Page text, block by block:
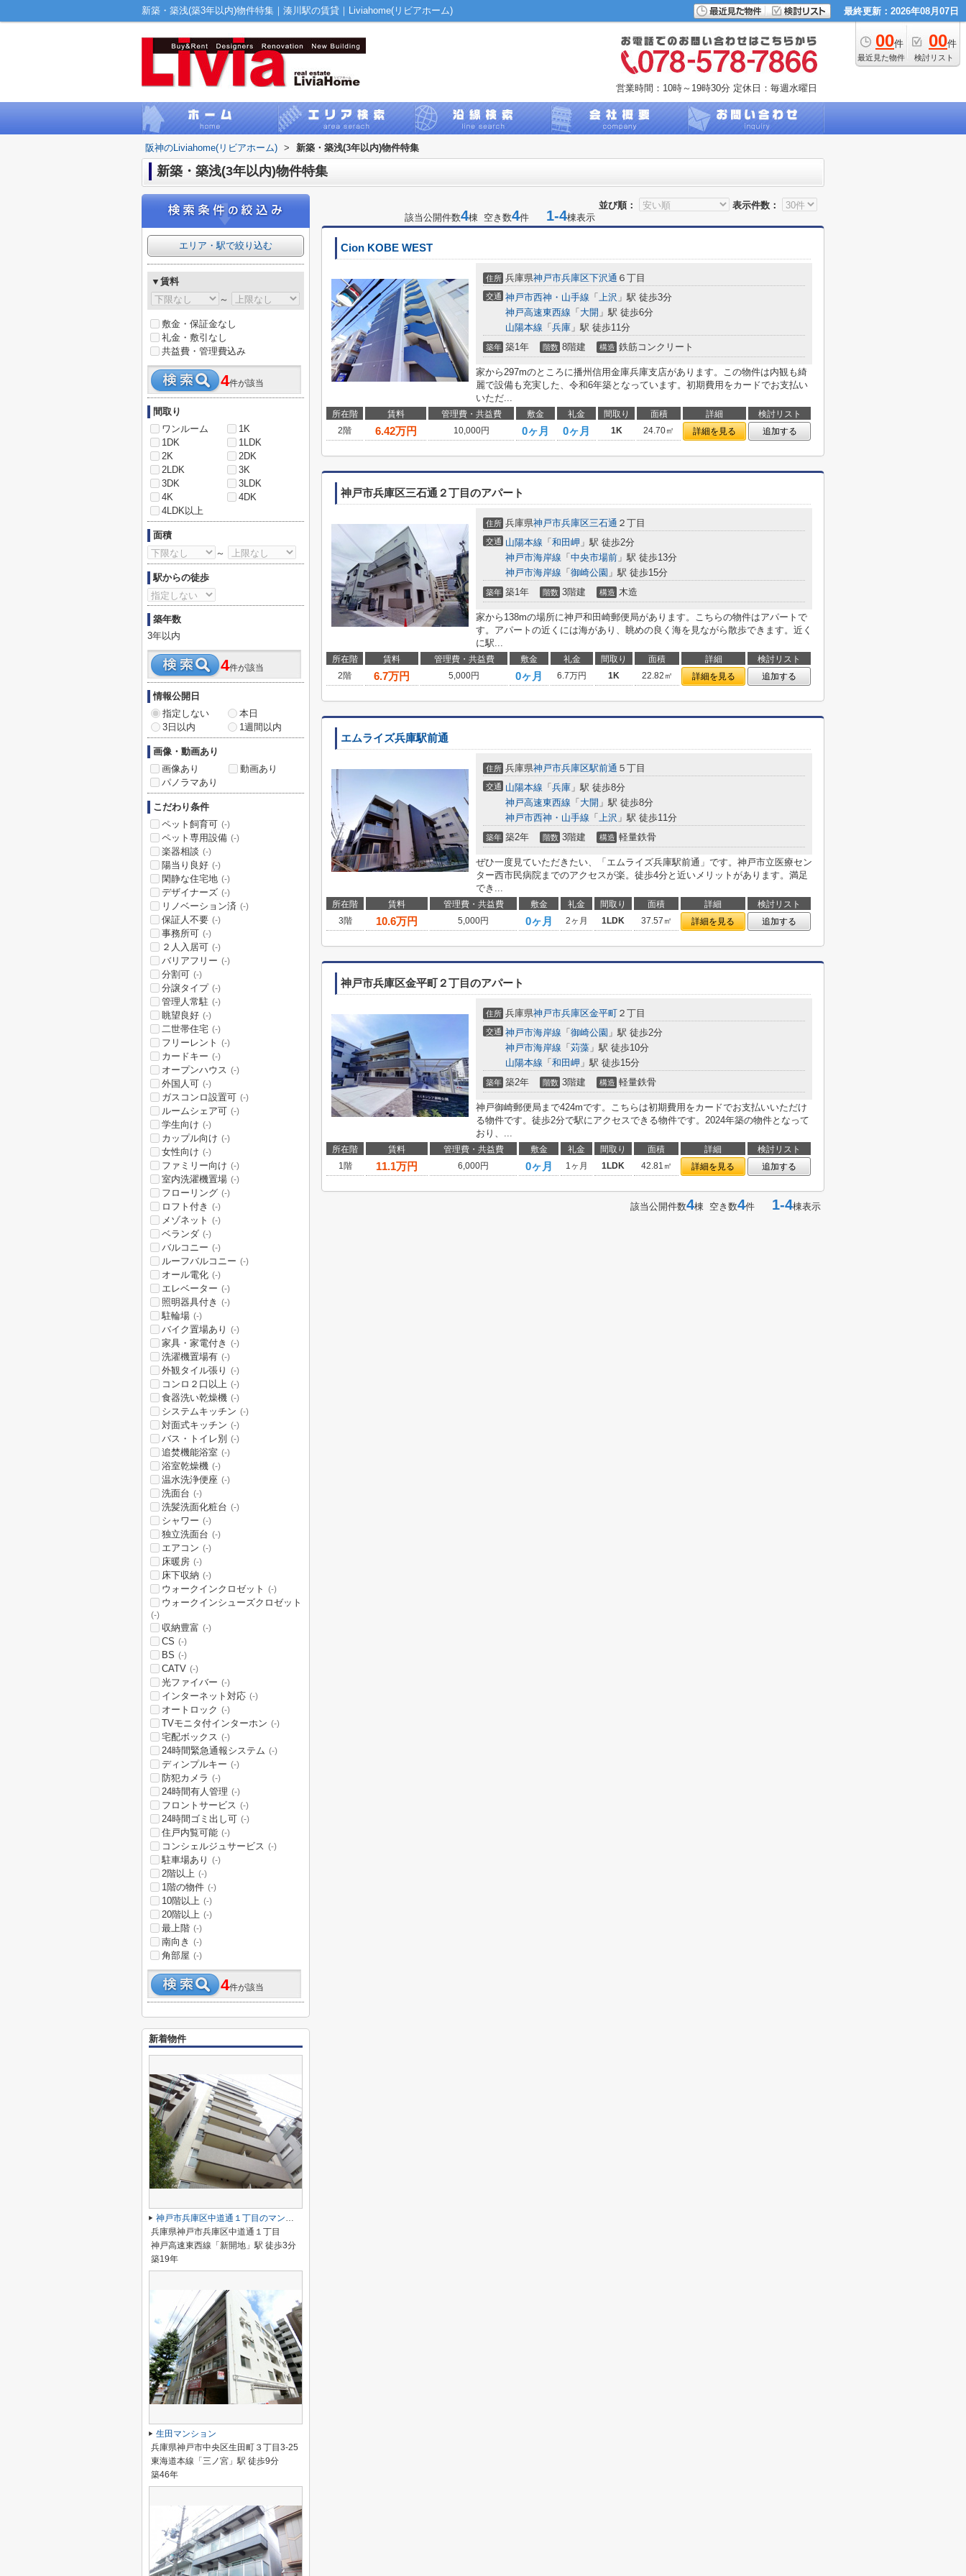
新築・築浅(築3年以内)物件特集｜湊川駅の賃貸｜Liviahome(リビアホーム) 最終更新：2026年08月07日
00件
最近見た物件
00件
検討リスト
営業時間：10時～19時30分 定休日：毎週水曜日
阪神のLiviahome(リビアホーム) > 新築・築浅(3年以内)物件特集
新築・築浅(3年以内)物件特集
並び順：
表示件数：
該当公開件数4棟 空き数4件 1-4棟表示
Cion KOBE WEST
住所 兵庫県神戸市兵庫区下沢通 ６丁目
交通 神戸市西神・山手線 「 上沢 」駅 徒歩3分
神戸高速東西線 「 大開 」駅 徒歩6分
山陽本線 「 兵庫 」駅 徒歩11分
築年 築1年 階数 8階建 構造 鉄筋コンクリート
家から297mのところに播州信用金庫兵庫支店があります。この物件は内観も綺
麗で設備も充実した、令和6年築となっています。初期費用をカードでお支払い
いただ...
所在階 賃料 管理費・共益費 敷金 礼金 間取り 面積 詳細
検討リスト
2階
6.42万円 10,000円 0ヶ月 0ヶ月 1K 24.70㎡ 詳細を見る 追加する
神戸市兵庫区三石通２丁目のアパート
住所 兵庫県神戸市兵庫区三石通 ２丁目
交通 山陽本線 「 和田岬 」駅 徒歩2分
神戸市海岸線 「 中央市場前 」駅 徒歩13分
神戸市海岸線 「 御崎公園 」駅 徒歩15分
築年 築1年 階数 3階建 構造 木造
家から138mの場所に神戸和田崎郵便局があります。こちらの物件はアパートで
す。アパートの近くには海があり、眺めの良く海を見ながら散歩できます。近く
に駅...
所在階 賃料 管理費・共益費 敷金 礼金 間取り 面積 詳細
検討リスト
2階
6.7万円 5,000円 0ヶ月 6.7万円 1K 22.82㎡ 詳細を見る 追加する
エムライズ兵庫駅前通
住所 兵庫県神戸市兵庫区駅前通 ５丁目
交通 山陽本線 「 兵庫 」駅 徒歩8分
神戸高速東西線 「 大開 」駅 徒歩8分
神戸市西神・山手線 「 上沢 」駅 徒歩11分
築年 築2年 階数 3階建 構造 軽量鉄骨
ぜひ一度見ていただきたい、「エムライズ兵庫駅前通」です。神戸市立医療セン
ター西市民病院までのアクセスが楽。徒歩4分と近いメリットがあります。満足
でき...
所在階 賃料 管理費・共益費 敷金 礼金 間取り 面積 詳細
検討リスト
3階
10.6万円 5,000円 0ヶ月 2ヶ月 1LDK 37.57㎡ 詳細を見る 追加する
神戸市兵庫区金平町２丁目のアパート
住所 兵庫県神戸市兵庫区金平町 ２丁目
交通 神戸市海岸線 「 御崎公園 」駅 徒歩2分
神戸市海岸線 「 苅藻 」駅 徒歩10分
山陽本線 「 和田岬 」駅 徒歩15分
築年 築2年 階数 3階建 構造 軽量鉄骨
神戸御崎郵便局まで424mです。こちらは初期費用をカードでお支払いいただけ
る物件です。徒歩2分で駅にアクセスできる物件です。2024年築の物件となって
おり、...
所在階 賃料 管理費・共益費 敷金 礼金 間取り 面積 詳細
検討リスト
1階
11.1万円 6,000円 0ヶ月 1ヶ月 1LDK 42.81㎡ 詳細を見る 追加する
該当公開件数4棟 空き数4件 1-4棟表示
エリア・駅で絞り込む
▼賃料
～
敷金・保証金なし
礼金・敷引なし
共益費・管理費込み
4件が該当
間取り
ワンルーム
1K
1DK
1LDK
2K
2DK
2LDK
3K
3DK
3LDK
4K
4DK
4LDK以上
面積
～
駅からの徒歩
築年数
3年以内
4件が該当
情報公開日
指定しない
本日
3日以内
1週間以内
画像・動画あり
画像あり
動画あり
パノラマあり
こだわり条件
ペット飼育可 (-)
ペット専用設備 (-)
楽器相談 (-)
陽当り良好 (-)
閑静な住宅地 (-)
デザイナーズ (-)
リノベーション済 (-)
保証人不要 (-)
事務所可 (-)
２人入居可 (-)
バリアフリー (-)
分割可 (-)
分譲タイプ (-)
管理人常駐 (-)
眺望良好 (-)
二世帯住宅 (-)
フリーレント (-)
カードキー (-)
オープンハウス (-)
外国人可 (-)
ガスコンロ設置可 (-)
ルームシェア可 (-)
学生向け (-)
カップル向け (-)
女性向け (-)
ファミリー向け (-)
室内洗濯機置場 (-)
フローリング (-)
ロフト付き (-)
メゾネット (-)
ベランダ (-)
バルコニー (-)
ルーフバルコニー (-)
オール電化 (-)
エレベーター (-)
照明器具付き (-)
駐輪場 (-)
バイク置場あり (-)
家具・家電付き (-)
洗濯機置場有 (-)
外観タイル張り (-)
コンロ２口以上 (-)
食器洗い乾燥機 (-)
システムキッチン (-)
対面式キッチン (-)
バス・トイレ別 (-)
追焚機能浴室 (-)
浴室乾燥機 (-)
温水洗浄便座 (-)
洗面台 (-)
洗髪洗面化粧台 (-)
シャワー (-)
独立洗面台 (-)
エアコン (-)
床暖房 (-)
床下収納 (-)
ウォークインクロゼット (-)
ウォークインシューズクロゼット
(-)
収納豊富 (-)
CS (-)
BS (-)
CATV (-)
光ファイバー (-)
インターネット対応 (-)
オートロック (-)
TVモニタ付インターホン (-)
宅配ボックス (-)
24時間緊急通報システム (-)
ディンプルキー (-)
防犯カメラ (-)
24時間有人管理 (-)
フロントサービス (-)
24時間ゴミ出し可 (-)
住戸内覧可能 (-)
コンシェルジュサービス (-)
駐車場あり (-)
2階以上 (-)
1階の物件 (-)
10階以上 (-)
20階以上 (-)
最上階 (-)
南向き (-)
角部屋 (-)
4件が該当
新着物件
神戸市兵庫区中道通１丁目のマンション
兵庫県神戸市兵庫区中道通１丁目
神戸高速東西線「新開地」駅 徒歩3分
築19年
生田マンション
兵庫県神戸市中央区生田町３丁目3-25
東海道本線「三ノ宮」駅 徒歩9分
築46年